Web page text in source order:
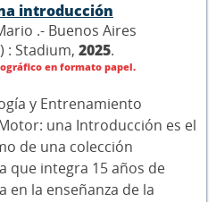
introducción
.- Buenos Aires
: Stadium, 2025.
en formato papel.
y Entrenamiento
una Introducción es el
de una colección
que integra 15 años de
en la enseñanza de la